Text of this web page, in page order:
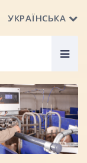
УКРАЇНСЬКА